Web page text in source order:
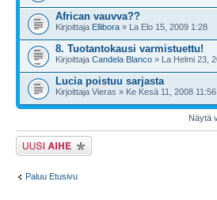
African vauvva??
Kirjoittaja Ellibora » La Elo 15, 2009 1:28
8. Tuotantokausi varmistuettu!
Kirjoittaja Candela Blanco » La Helmi 23,
Lucia poistuu sarjasta
Kirjoittaja Vieras » Ke Kesä 11, 2008 11:56
Näytä
Lähetä uusi viesti
Paluu Etusivu